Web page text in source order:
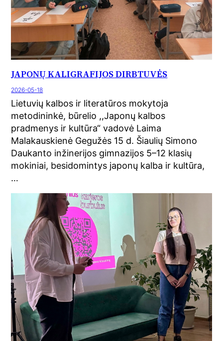
JAPONŲ KALIGRAFIJOS DIRBTUVĖS
2026-05-18
Lietuvių kalbos ir literatūros mokytoja
metodininkė, būrelio ,,Japonų kalbos
pradmenys ir kultūra“ vadovė Laima
Malakauskienė Gegužės 15 d. Šiaulių Simono
Daukanto inžinerijos gimnazijos 5–12 klasių
mokiniai, besidomintys japonų kalba ir kultūra,
…